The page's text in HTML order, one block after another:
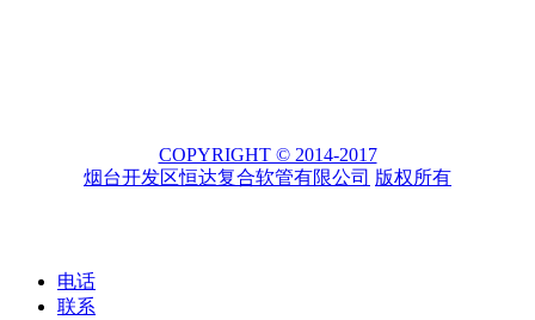
COPYRIGHT © 2014-2017
烟台开发区恒达复合软管有限公司 版权所有
电话
联系